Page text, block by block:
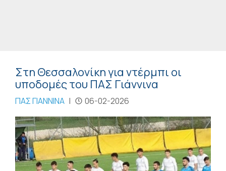
Στη Θεσσαλονίκη για ντέρμπι οι
υποδομές του ΠΑΣ Γιάννινα
ΠΑΣ ΓΙΑΝΝΙΝΑ | 06-02-2026